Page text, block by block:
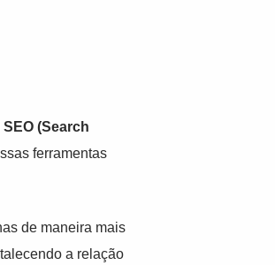
SEO (Search
ferramentas
de maneira mais
a relação